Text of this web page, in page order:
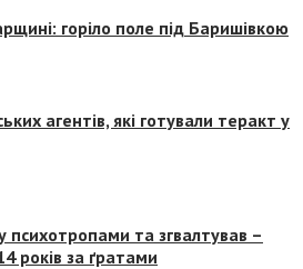
горіло поле під Баришівкою
агентів, які готували теракт у
психотропами та згвалтував –
років за ґратами